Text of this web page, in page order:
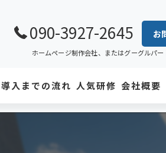
090-3927-2645 お
ホームページ制作会社、またはグーグルパ
導入までの流れ 人気研修 会社概要